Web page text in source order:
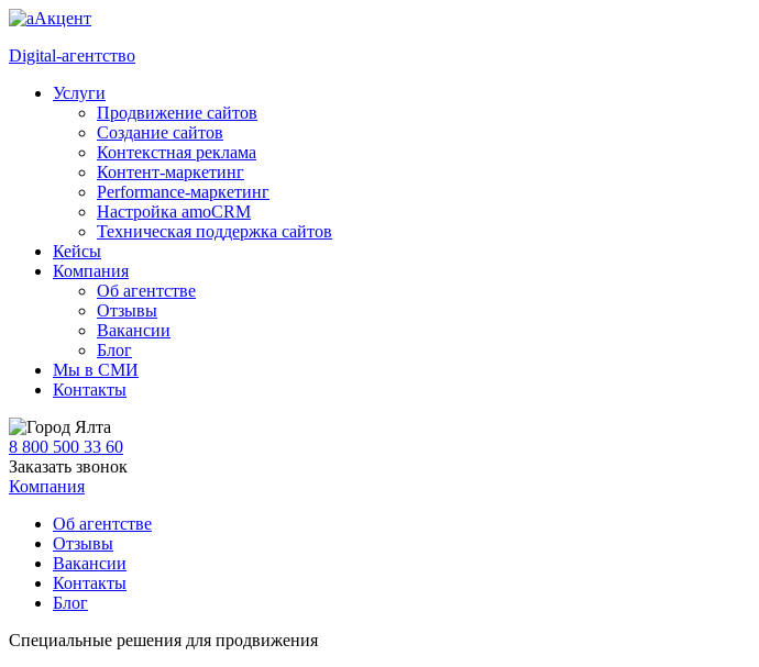
Digital-агентство
Услуги
Продвижение сайтов
Создание сайтов
Контекстная реклама
Контент-маркетинг
Performance-маркетинг
Настройка amoCRM
Техническая поддержка сайтов
Кейсы
Компания
Об агентстве
Отзывы
Вакансии
Блог
Мы в СМИ
Контакты
Ялта
8 800 500 33 60
Заказать звонок
Компания
Об агентстве
Отзывы
Вакансии
Контакты
Блог
Специальные решения для продвижения